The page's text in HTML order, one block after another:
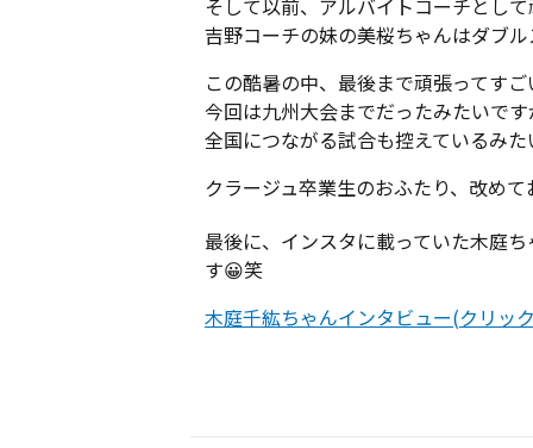
そして以前、アルバイトコーチとし
吉野コーチの妹の美桜ちゃんはダブ
この酷暑の中、最後まで頑張ってすご
今回は九州大会までだったみたいです
全国につながる試合も控えているみ
クラージュ卒業生のおふたり、改め
最後に、インスタに載っていた木庭
す😀笑
木庭千紘ちゃんインタビュー(クリッ